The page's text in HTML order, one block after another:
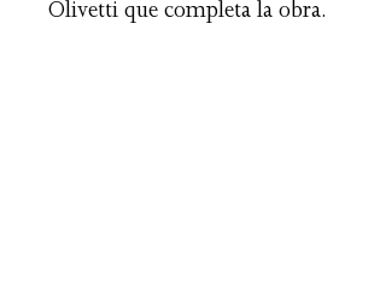
Olivetti que completa la obra.